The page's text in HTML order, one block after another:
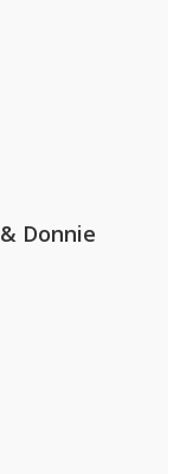
Donnie